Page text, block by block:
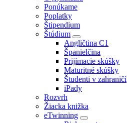
Ponúkame
Poplatky
Štipendium
Štúdium
Angličtina C1
Španielčina
Prijímacie skúšky
Maturitné skúšky
Študenti v zahraničí
iPady
Rozvrh
Žiacka knižka
eTwinning